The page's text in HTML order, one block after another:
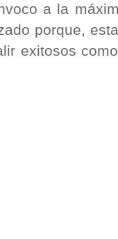
a la
porque,
exitosos